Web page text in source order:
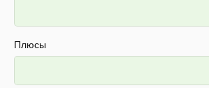
Плюсы